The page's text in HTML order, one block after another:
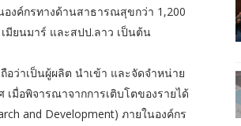
งค์กรทางด้านสาธารณสุขกว่า 1,200
มียนมาร์ และสปป.ลาว เป็นต้น
อว่าเป็นผู้ผลิต นำเข้า และจัดจำหน่าย
มื่อพิจารณาจากการเติบโตของรายได้
and Development) ภายในองค์กร